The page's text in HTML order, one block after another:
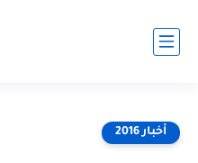
أخبار 2016